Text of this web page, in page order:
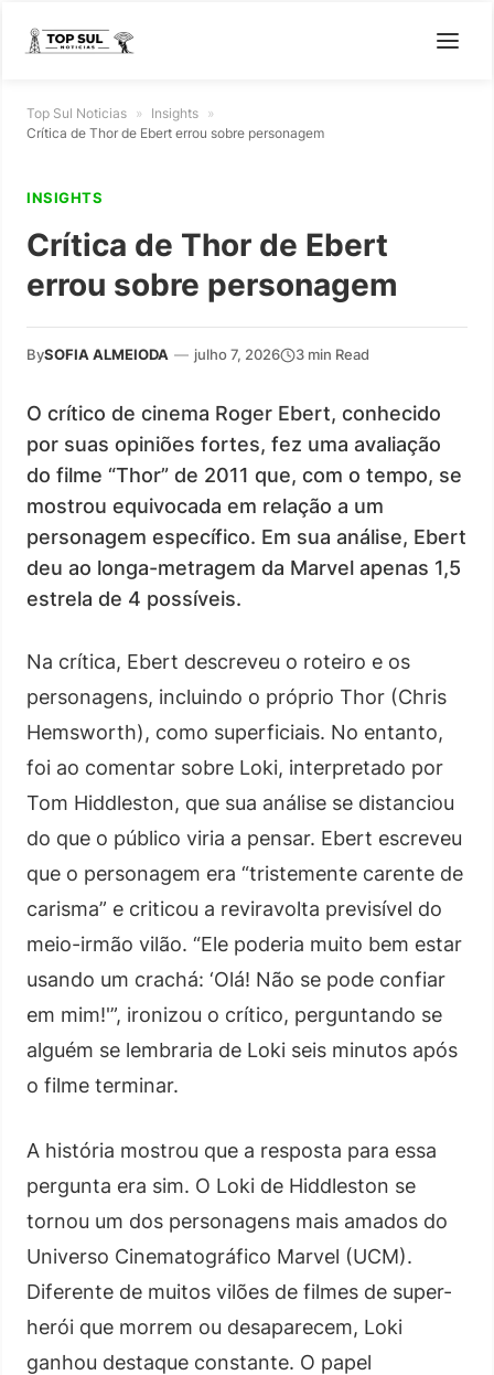
Top Sul Noticias » Insights »
Crítica de Thor de Ebert errou sobre personagem
INSIGHTS
Crítica de Thor de Ebert
errou sobre personagem
BySOFIA ALMEIODA — julho 7, 2026 3 min Read
O crítico de cinema Roger Ebert, conhecido
por suas opiniões fortes, fez uma avaliação
do filme “Thor” de 2011 que, com o tempo, se
mostrou equivocada em relação a um
personagem específico. Em sua análise, Ebert
deu ao longa-metragem da Marvel apenas 1,5
estrela de 4 possíveis.
Na crítica, Ebert descreveu o roteiro e os
personagens, incluindo o próprio Thor (Chris
Hemsworth), como superficiais. No entanto,
foi ao comentar sobre Loki, interpretado por
Tom Hiddleston, que sua análise se distanciou
do que o público viria a pensar. Ebert escreveu
que o personagem era “tristemente carente de
carisma” e criticou a reviravolta previsível do
meio-irmão vilão. “Ele poderia muito bem estar
usando um crachá: ‘Olá! Não se pode confiar
em mim!'”, ironizou o crítico, perguntando se
alguém se lembraria de Loki seis minutos após
o filme terminar.
A história mostrou que a resposta para essa
pergunta era sim. O Loki de Hiddleston se
tornou um dos personagens mais amados do
Universo Cinematográfico Marvel (UCM).
Diferente de muitos vilões de filmes de super-
herói que morrem ou desaparecem, Loki
ganhou destaque constante. O papel